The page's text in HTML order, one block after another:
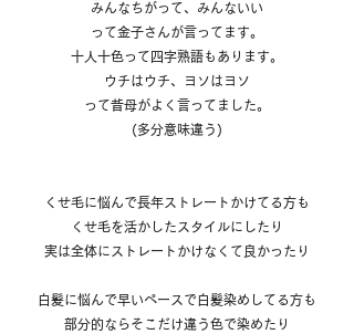
みんなちがって、みんないい
って金子さんが言ってます。
十人十色って四字熟語もあります。
ウチはウチ、ヨソはヨソ
って昔母がよく言ってました。
(多分意味違う)
くせ毛に悩んで長年ストレートかけてる方も
くせ毛を活かしたスタイルにしたり
実は全体にストレートかけなくて良かったり
白髪に悩んで早いペースで白髪染めしてる方も
部分的ならそこだけ違う色で染めたり